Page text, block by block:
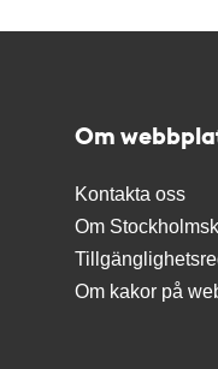
Om
Kontakta oss
Om
Om kakor på